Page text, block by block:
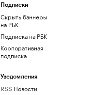
Подписки
Скрыть баннеры
на РБК
Подписка на РБК
Корпоративная
подписка
Уведомления
RSS Новости